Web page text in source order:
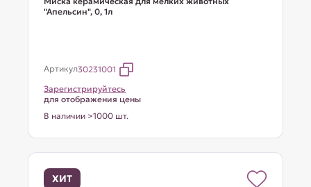
"Апельсин", 0, 1л
Артикул30231001
Зарегистрируйтесь
для отображения цены
В наличии >1000 шт.
ХИТ